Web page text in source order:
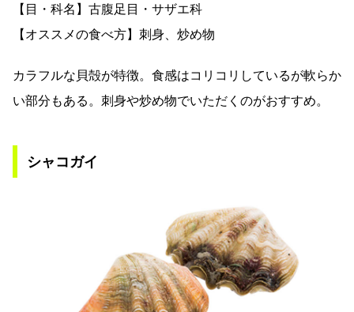
【目・科名】古腹足目・サザエ科
【オススメの食べ方】刺身、炒め物
カラフルな貝殻が特徴。食感はコリコリしているが軟らか
い部分もある。刺身や炒め物でいただくのがおすすめ。
シャコガイ